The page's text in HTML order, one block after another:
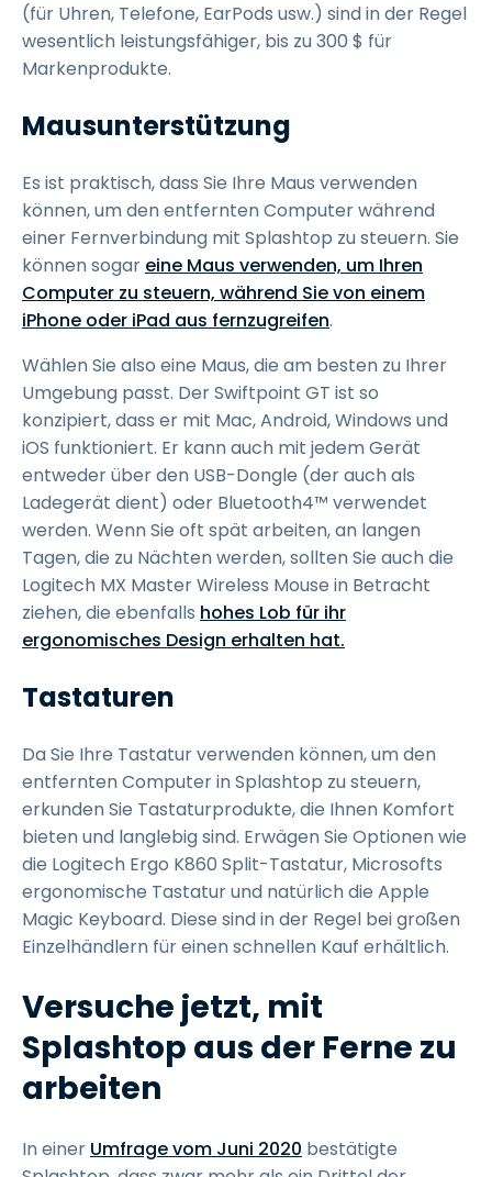
(für Uhren, Telefone, EarPods usw.) sind in der Regel
wesentlich leistungsfähiger, bis zu 300 $ für
Markenprodukte.
Mausunterstützung
Es ist praktisch, dass Sie Ihre Maus verwenden
können, um den entfernten Computer während
einer Fernverbindung mit Splashtop zu steuern. Sie
können sogar eine Maus verwenden, um Ihren
Computer zu steuern, während Sie von einem
iPhone oder iPad aus fernzugreifen.
Wählen Sie also eine Maus, die am besten zu Ihrer
Umgebung passt. Der Swiftpoint GT ist so
konzipiert, dass er mit Mac, Android, Windows und
iOS funktioniert. Er kann auch mit jedem Gerät
entweder über den USB-Dongle (der auch als
Ladegerät dient) oder Bluetooth4™ verwendet
werden. Wenn Sie oft spät arbeiten, an langen
Tagen, die zu Nächten werden, sollten Sie auch die
Logitech MX Master Wireless Mouse in Betracht
ziehen, die ebenfalls hohes Lob für ihr
ergonomisches Design erhalten hat.
Tastaturen
Da Sie Ihre Tastatur verwenden können, um den
entfernten Computer in Splashtop zu steuern,
erkunden Sie Tastaturprodukte, die Ihnen Komfort
bieten und langlebig sind. Erwägen Sie Optionen wie
die Logitech Ergo K860 Split-Tastatur, Microsofts
ergonomische Tastatur und natürlich die Apple
Magic Keyboard. Diese sind in der Regel bei großen
Einzelhändlern für einen schnellen Kauf erhältlich.
Versuche jetzt, mit
Splashtop aus der Ferne zu
arbeiten
In einer Umfrage vom Juni 2020 bestätigte